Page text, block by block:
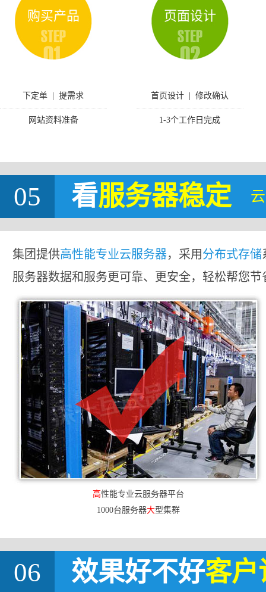
购买产品
下定单 | 提需求
网站资料准备
页面设计
首页设计 | 修改确认
1-3个工作日完成
05 看服务器稳定
集团提供高性能专业云服务器，采用分布式存储
服务器数据和服务更可靠、更安全，轻松帮您节
高性能专业云服务器平台
1000台服务器大型集群
06 效果好不好客户